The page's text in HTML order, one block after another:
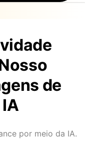
de
por meio da IA.